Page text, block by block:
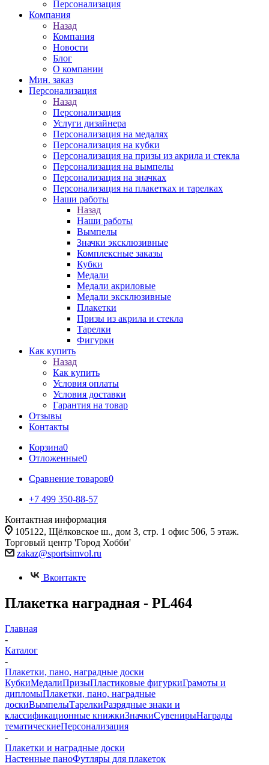
Персонализация
Компания
Назад
Компания
Новости
Блог
О компании
Мин. заказ
Персонализация
Назад
Персонализация
Услуги дизайнера
Персонализация на медалях
Персонализация на кубки
Персонализация на призы из акрила и стекла
Персонализация на вымпелы
Персонализация на значках
Персонализация на плакетках и тарелках
Наши работы
Назад
Наши работы
Вымпелы
Значки эксклюзивные
Комплексные заказы
Кубки
Медали
Медали акриловые
Медали эксклюзивные
Плакетки
Призы из акрила и стекла
Тарелки
Фигурки
Как купить
Назад
Как купить
Условия оплаты
Условия доставки
Гарантия на товар
Отзывы
Контакты
Корзина0
Отложенные0
Сравнение товаров0
+7 499 350-88-57
Контактная информация
105122, Щёлковское ш., дом 3, стр. 1 офис 506, 5 этаж.
Торговый центр 'Город Хобби'
zakaz@sportsimvol.ru
Вконтакте
Плакетка наградная - PL464
Главная
-
Каталог
-
Плакетки, пано, наградные доски
КубкиМедалиПризыПластиковые фигуркиГрамоты и
дипломыПлакетки, пано, наградные
доскиВымпелыТарелкиРазрядные знаки и
классификационные книжкиЗначкиСувенирыНаграды
тематическиеПерсонализация
-
Плакетки и наградные доски
Настенные паноФутляры для плакеток